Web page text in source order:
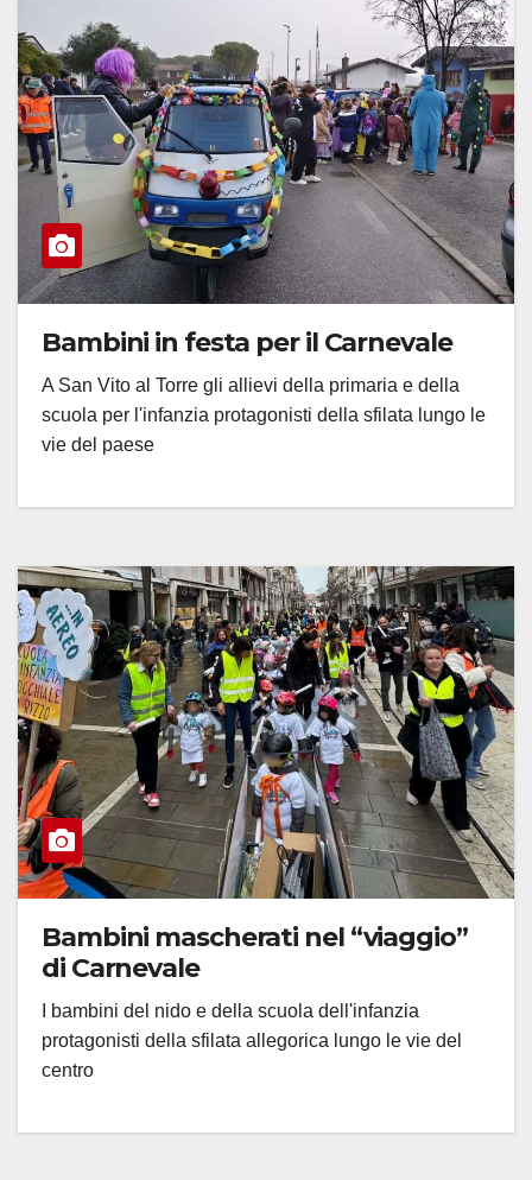
Bambini in festa per il Carnevale
A San Vito al Torre gli allievi della primaria e della
scuola per l'infanzia protagonisti della sfilata lungo le
vie del paese
Bambini mascherati nel “viaggio”
di Carnevale
I bambini del nido e della scuola dell'infanzia
protagonisti della sfilata allegorica lungo le vie del
centro